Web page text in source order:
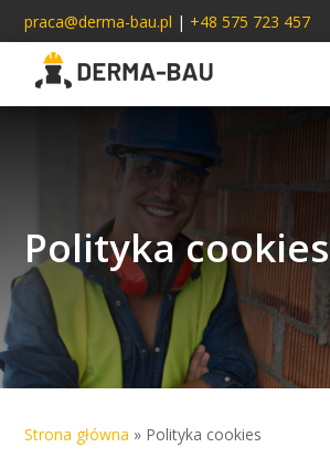
praca@derma-bau.pl | +48 575 723 457
Polityka cookies
Strona główna » Polityka cookies